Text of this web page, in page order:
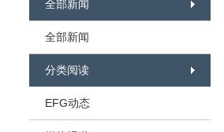
全部新闻
全部新闻
分类阅读
EFG动态